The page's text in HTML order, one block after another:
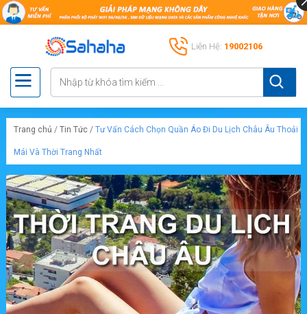
Liên Hệ: 19002106
Trang chủ / Tin Tức / Tư Vấn Cách Chọn Quần Áo Đi Du Lịch Châu Âu Thoải
Mái Và Thời Trang Nhất